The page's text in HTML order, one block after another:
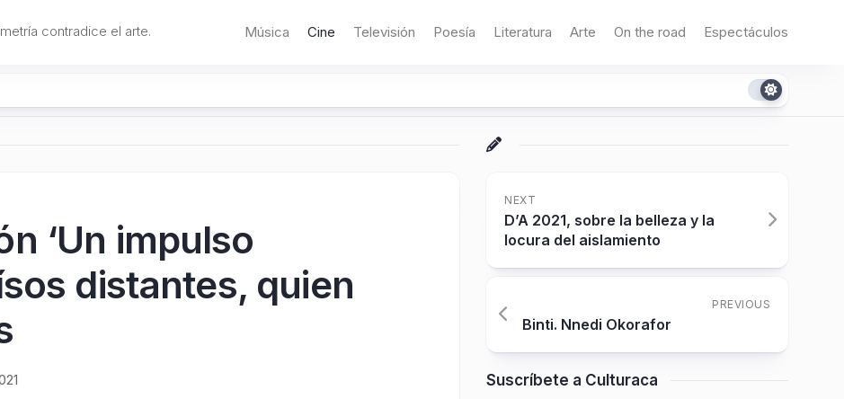
contradice el arte. Música Cine Televisión Poesía Literatura Arte On the road Espectáculos
‘Un impulso
distantes, quien
NEXT
D’A 2021, sobre la belleza y la
locura del aislamiento
PREVIOUS
Binti. Nnedi Okorafor
Suscríbete a Culturaca